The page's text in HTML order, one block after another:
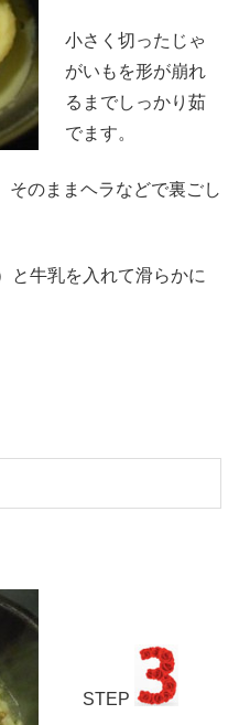
小さく切ったじゃ
がいもを形が崩れ
るまでしっかり茹
でます。
そのままヘラなどで裏ごし
と牛乳を入れて滑らかに
STEP